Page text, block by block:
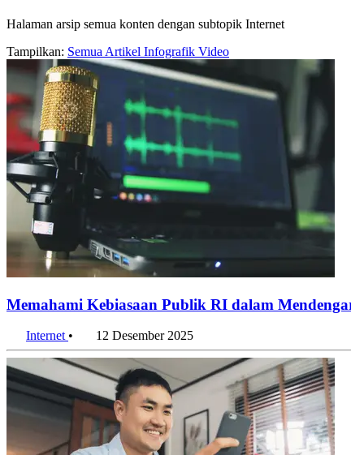
Halaman arsip semua konten dengan subtopik Internet
Tampilkan: Semua Artikel Infografik Video
Memahami Kebiasaan Publik RI dalam
Internet • 12 Desember 2025